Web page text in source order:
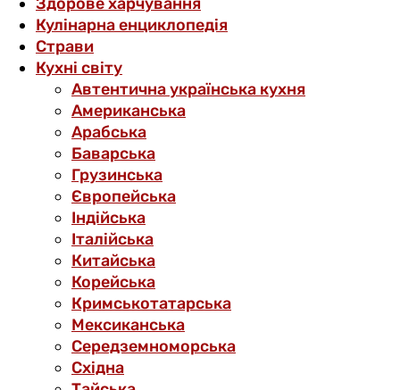
Кулінарна енциклопедія
Страви
Кухні світу
Автентична українська кухня
Американська
Арабська
Баварська
Грузинська
Європейська
Індійська
Італійська
Китайська
Корейська
Кримськотатарська
Мексиканська
Середземноморська
Східна